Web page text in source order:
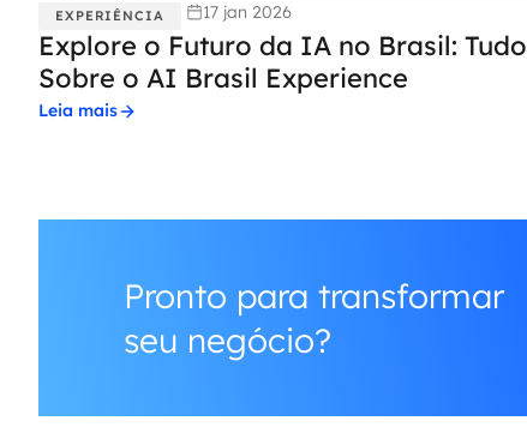
EXPERIÊNCIA 17 jan 2026
Explore o Futuro da IA no Brasil: Tudo
Sobre o AI Brasil Experience
Leia mais
Pronto para transformar
seu negócio?